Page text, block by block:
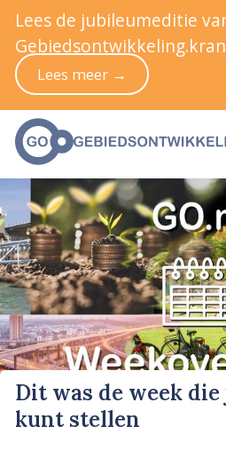
Dit was de week
kunt stellen
Lees de jubileumeditie
Lees meer →